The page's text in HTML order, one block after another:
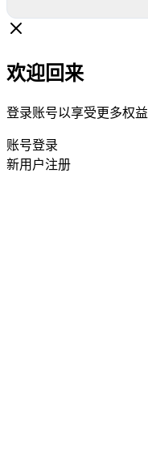
欢迎回来
登录账号以享受更多权益
账号登录
新用户注册